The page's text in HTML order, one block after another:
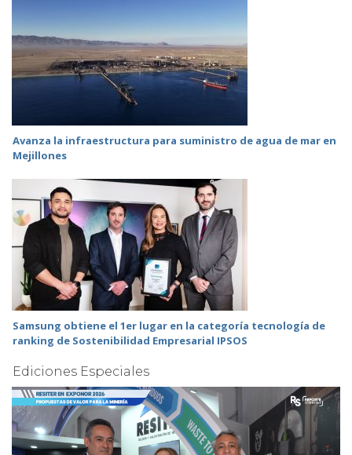
Avanza la infraestructura para suministro de agua de mar en
Mejillones
Samsung obtiene el 1er lugar en la categoría tecnología de
ranking de Sostenibilidad Empresarial IPSOS
Ediciones Especiales